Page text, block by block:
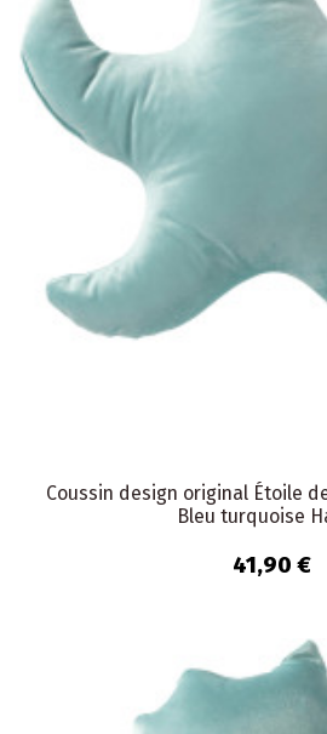
Coussin design original Étoile
Bleu turquoise
41,90 €